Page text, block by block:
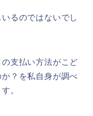
るのではないでし
支払い方法がこど
？を私自身が調べ
。